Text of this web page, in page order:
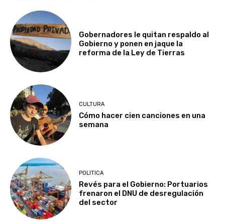
Gobernadores le quitan respaldo al
Gobierno y ponen en jaque la
reforma de la Ley de Tierras
CULTURA
Cómo hacer cien canciones en una
semana
POLITICA
Revés para el Gobierno: Portuarios
frenaron el DNU de desregulación
del sector